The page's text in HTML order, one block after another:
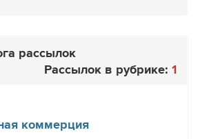
рассылок
Рассылок в рубрике: 1
коммерция